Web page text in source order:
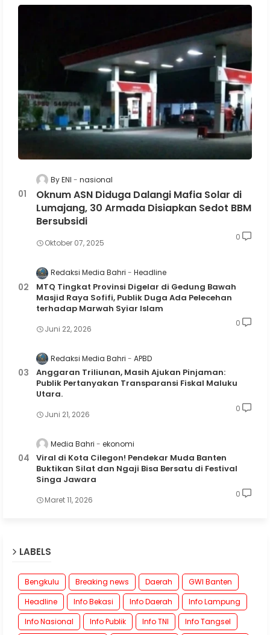
By ENI nasional
Oknum ASN Diduga Dalangi Mafia Solar di
Lumajang, 30 Armada Disiapkan Sedot BBM
Bersubsidi
Oktober 07, 2025
0
Redaksi Media Bahri Headline
MTQ Tingkat Provinsi Digelar di Gedung Bawah
Masjid Raya Sofifi, Publik Duga Ada Pelecehan
terhadap Marwah Syiar Islam
Juni 22, 2026
0
Redaksi Media Bahri APBD
Anggaran Triliunan, Masih Ajukan Pinjaman:
Publik Pertanyakan Transparansi Fiskal Maluku
Utara.
Juni 21, 2026
0
Media Bahri ekonomi
Viral di Kota Cilegon! Pendekar Muda Banten
Buktikan Silat dan Ngaji Bisa Bersatu di Festival
Singa Jawara
Maret 11, 2026
0
LABELS
Bengkulu Breaking news Daerah
GWI Banten
Headline
Info Bekasi Info Daerah
Info Lampung
Info Nasional
Info Publik Info TNI
Info Tangsel